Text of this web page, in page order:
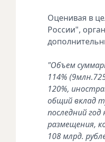
Оценивая в
России",
"Объем
114%
120%,
общий вклад
последний
размещения,
108 млрд.